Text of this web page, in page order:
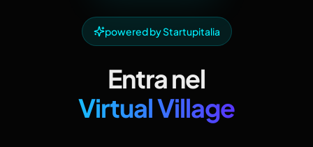
powered by Startupitalia
Entra nel
Virtual Village